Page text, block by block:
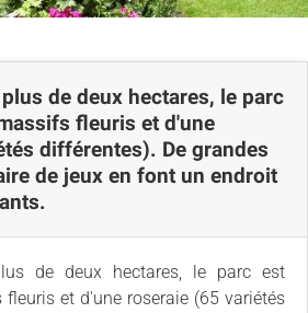
de deux hectares, le parc
fleuris et d'une
différentes). De grandes
de jeux en font un endroit
de deux hectares, le parc est
et d'une roseraie (65 variétés